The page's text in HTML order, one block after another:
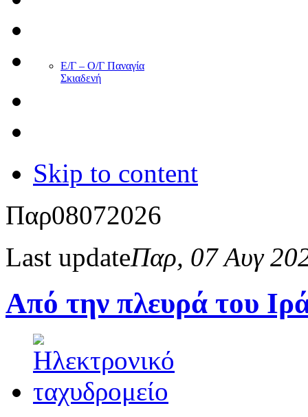
Ε/Γ – Ο/Γ Παναγία
Σκιαδενή
Skip to content
Παρ08072026
Last updateΠαρ, 07 Αυγ
Από την πλευρά του